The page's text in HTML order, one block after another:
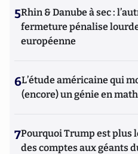
5Rhin & Danube à sec :
fermeture pénalise
européenne
6L’étude américaine qui
(encore) un génie en
7Pourquoi Trump est plus
des comptes aux géants